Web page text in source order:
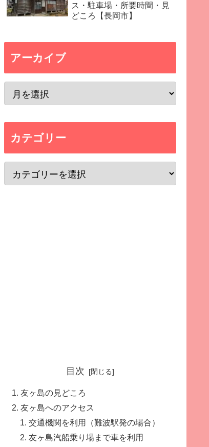
ス・駐車場・所要時間・見
どころ【長岡市】
アーカイブ
カテゴリー
目次
友ヶ島の見どころ
友ヶ島へのアクセス
交通機関を利用（難波駅発の場合）
友ヶ島汽船乗り場まで車を利用